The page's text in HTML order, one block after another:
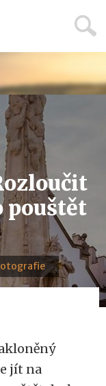
pouštět
fotografie
jít na